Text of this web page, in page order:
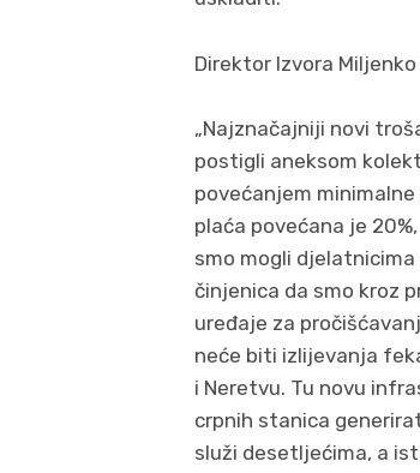
Direktor Izvora
„Najznačajniji novi
postigli aneksom
povećanjem
plaća povećana je
smo mogli
činjenica da smo kroz
uređaje za
neće biti izlijevanja
i Neretvu. Tu novu
crpnih stanica
služi desetljećima, a